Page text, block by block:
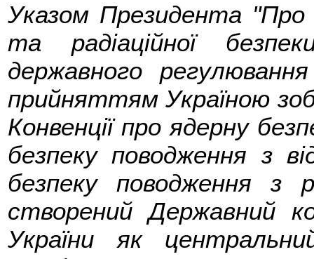
Указом Президента "Про
та радіаційної
державного
прийняттям Україною
Конвенції про ядерну
безпеку поводження з
безпеку поводження з
створений Державний
України як